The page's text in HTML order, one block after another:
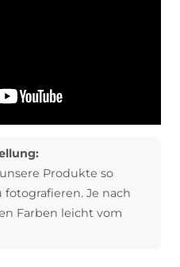
Produkte so
Je nach
Farben leicht vom